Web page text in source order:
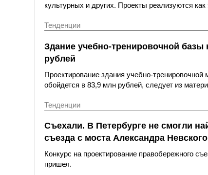
культурных и других. Проекты реализуются
Тенденции
Здание учебно-тренировочной базы
рублей
Проектирование здания учебно-
обойдется в 83,9 млн рублей, следует из
Тенденции
Съехали. В Петербурге не смогли
съезда с моста Александра Невского
Конкурс на проектирование правобережного
пришел.